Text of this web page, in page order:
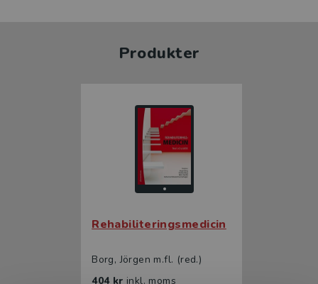
Produkter
Rehabiliteringsmedicin
Borg, Jörgen m.fl. (red.)
404 kr inkl. moms